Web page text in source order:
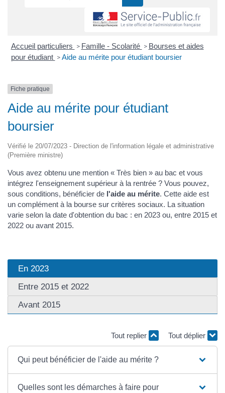
Accueil particuliers > Famille - Scolarité > Bourses et aides
pour étudiant > Aide au mérite pour étudiant boursier
Fiche pratique
Aide au mérite pour étudiant
boursier
Vérifié le 20/07/2023 - Direction de l'information légale et administrative
(Première ministre)
Vous avez obtenu une mention « Très bien » au bac et vous
intégrez l'enseignement supérieur à la rentrée ? Vous pouvez,
sous conditions, bénéficier de l'aide au mérite. Cette aide est
un complément à la bourse sur critères sociaux. La situation
varie selon la date d'obtention du bac : en 2023 ou, entre 2015 et
2022 ou avant 2015.
En 2023
Entre 2015 et 2022
Avant 2015
Tout replier Tout déplier
Qui peut bénéficier de l'aide au mérite ?
Quelles sont les démarches à faire pour